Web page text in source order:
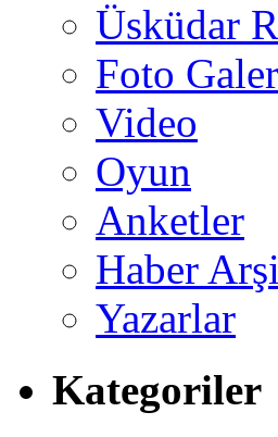
Üsküdar
Foto
Video
Oyun
Anketler
Haber
Yazarlar
Kategoriler